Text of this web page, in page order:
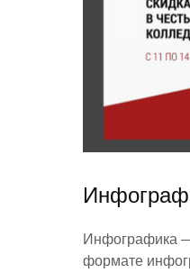
Инфографика
формате